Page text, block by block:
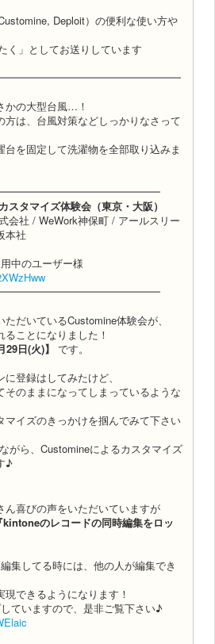
Deploit）の便利な使い方や
く」としてお送りしています
かの大型台風…！
方は、台風対策などしっかりなさって
を固定して洗濯物を全部取り込みま
タマイズ体験会（東京・大阪）
会社 / WeWork神保町 / アールスリー
本社
中のユーザー様
だいているCustomine体験会が、
ことになりました！
29日(火)】 です。
登録はしてみたけど、
そのままになってしまっているような
マイズのきっかけを掴んでみて下さい
がら、Customineによるカスタマイズ
♪
ん喜びの声をいただいていますが
『kintoneのレコードの同時編集をロッ
集してる時には、他の人が編集でき
できるようになります！
ていますので、是非ご覧下さい♪